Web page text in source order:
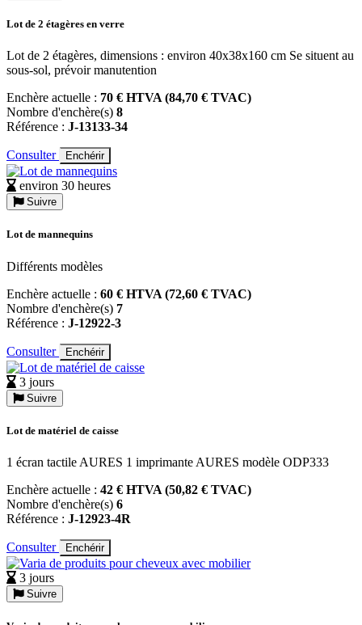
Lot de 2 étagères en verre
Lot de 2 étagères, dimensions : environ 40x38x160 cm Se situent au
sous-sol, prévoir manutention
Enchère actuelle : 70 € HTVA (84,70 € TVAC)
Nombre d'enchère(s) 8
Référence : J-13133-34
Consulter Enchérir
environ 30 heures
Suivre
Lot de mannequins
Différents modèles
Enchère actuelle : 60 € HTVA (72,60 € TVAC)
Nombre d'enchère(s) 7
Référence : J-12922-3
Consulter Enchérir
3 jours
Suivre
Lot de matériel de caisse
1 écran tactile AURES 1 imprimante AURES modèle ODP333
Enchère actuelle : 42 € HTVA (50,82 € TVAC)
Nombre d'enchère(s) 6
Référence : J-12923-4R
Consulter Enchérir
3 jours
Suivre